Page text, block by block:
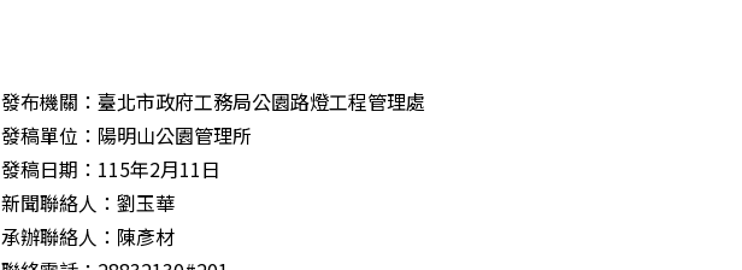
發布機關：臺北市政府工務局公園路燈工程管理處
發稿單位：陽明山公園管理所
發稿日期：115年2月11日
新聞聯絡人：劉玉華
承辦聯絡人：陳彥材